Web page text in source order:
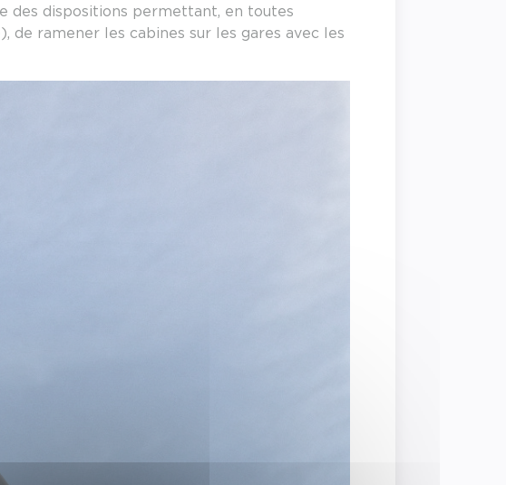
des dispositions permettant, en toutes
ramener les cabines sur les gares avec les